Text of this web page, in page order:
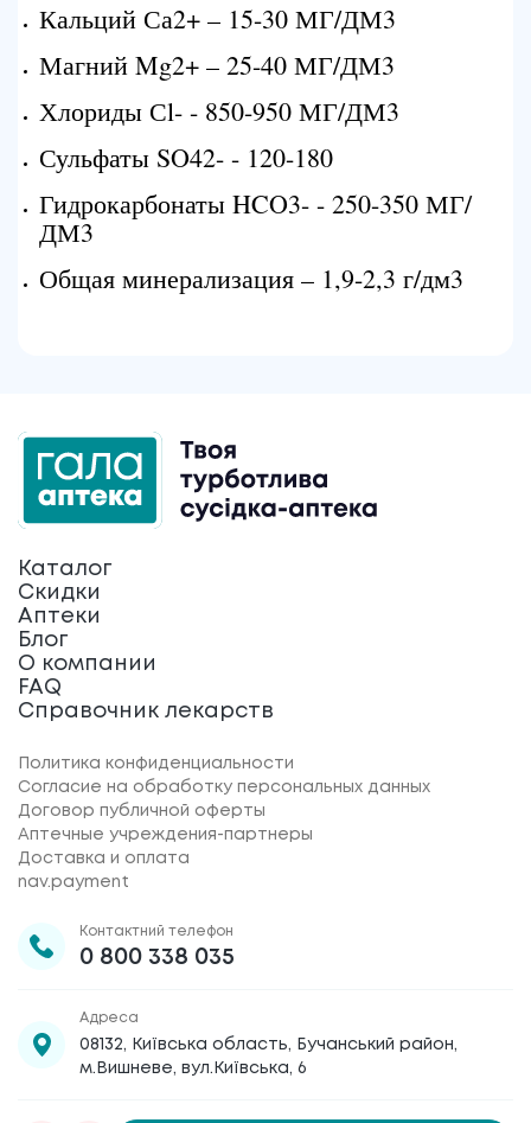
Кальций Са2+ – 15-30 МГ/ДМ3
Магний Mg2+ – 25-40 МГ/ДМ3
Хлориды Сl- - 850-950 МГ/ДМ3
Сульфаты SO42- - 120-180
Гидрокарбонаты HCO3- - 250-350 МГ/
ДМ3
Общая минерализация – 1,9-2,3 г/дм3
Каталог
Скидки
Аптеки
Блог
О компании
FAQ
Справочник лекарств
Политика конфиденциальности
Согласие на обработку персональных данных
Договор публичной оферты
Аптечные учреждения-партнеры
Доставка и оплата
nav.payment
Контактний телефон
0 800 338 035
Адреса
08132, Київська область, Бучанський район,
м.Вишневе, вул.Київська, 6